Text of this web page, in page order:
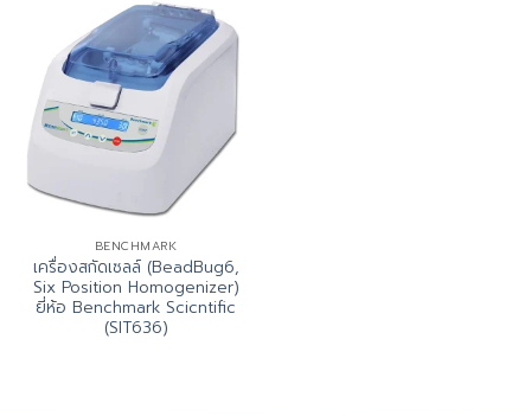
BENCHMARK
เครื่องสกัดเซลล์ (BeadBug6,
Six Position Homogenizer)
ยี่ห้อ Benchmark Scicntific
(SIT636)